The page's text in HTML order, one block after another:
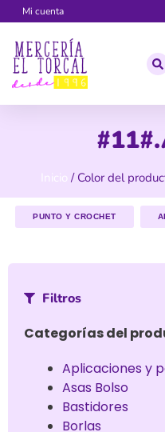
Mi cuenta
Inicio / Color del
PUNTO Y CROCHET
Filtros
Categorías del
Aplicaciones y
Asas Bolso
Bastidores
Borlas